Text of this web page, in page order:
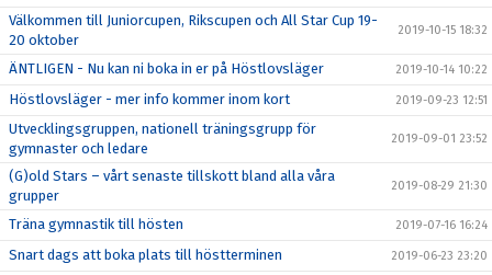
Välkommen till Juniorcupen, Rikscupen och All Star Cup 19-
20 oktober
2019-10-15 18:32
ÄNTLIGEN - Nu kan ni boka in er på Höstlovsläger 2019-10-14 10:22
Höstlovsläger - mer info kommer inom kort 2019-09-23 12:51
Utvecklingsgruppen, nationell träningsgrupp för
gymnaster och ledare
2019-09-01 23:52
(G)old Stars – vårt senaste tillskott bland alla våra
grupper
2019-08-29 21:30
Träna gymnastik till hösten 2019-07-16 16:24
Snart dags att boka plats till höstterminen 2019-06-23 23:20